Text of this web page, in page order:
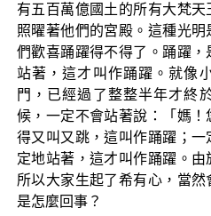
有五百萬億國土的所有大梵
照曜著他們的宮殿。這種光
們歡喜踊躍得不得了。踊躍
站著，這才叫作踊躍。就像
門，已經過了整整半年才終
候，一定不會站著說：「媽
得又叫又跳，這叫作踊躍；
定地站著，這才叫作踊躍。由
所以大家生起了希有心，當
是怎麼回事？